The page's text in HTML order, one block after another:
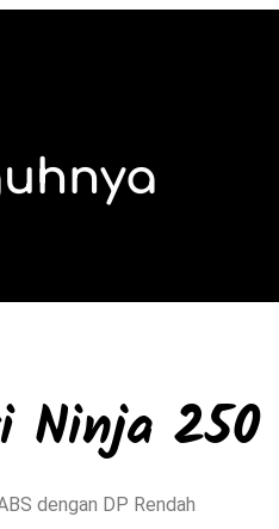
Ninja 250
dengan DP Rendah